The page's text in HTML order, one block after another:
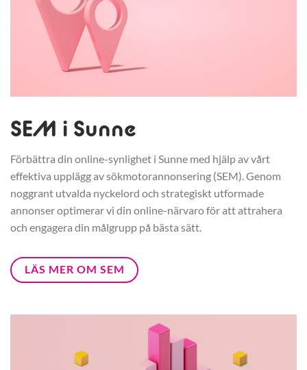
SEM i Sunne
Förbättra din online-synlighet i Sunne med hjälp av vårt
effektiva upplägg av sökmotorannonsering (SEM). Genom
noggrant utvalda nyckelord och strategiskt utformade
annonser optimerar vi din online-närvaro för att attrahera
och engagera din målgrupp på bästa sätt.
LÄS MER OM SEM